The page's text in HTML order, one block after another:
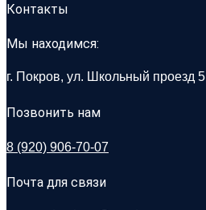
Контакты
Мы находимся:
г. Покров, ул. Школьный проезд 5
Позвонить нам
8 (920) 906-70-07
Почта для связи